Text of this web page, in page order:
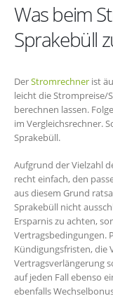
Was beim
Sprakebüll
DerStromrechner ist
leicht die
berechnen lassen.
im Vergleichsrechner.
Sprakebüll.
Aufgrund der Vielzahl
recht einfach, den
aus diesem Grund
Sprakebüll nicht
Ersparnis zu achten,
Vertragsbedingungen.
Kündigungsfristen, die
Vertragsverlängerung
auf jeden Fall ebenso
ebenfalls